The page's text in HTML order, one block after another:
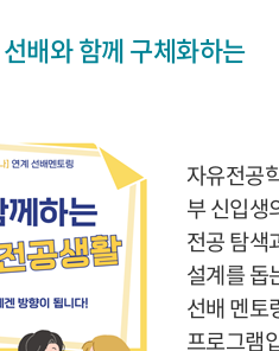
하는 슬기로운 전공설계>
계융합전공 설명회
전공박람회
배와 함께 구체화하는
자유전공
부 신입생
전공 탐색
설계를 돕
선배 멘토
프로그램